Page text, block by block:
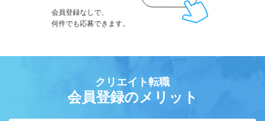
会員登録なしで、
何件でも応募できます。
クリエイト転職
会員登録のメリット